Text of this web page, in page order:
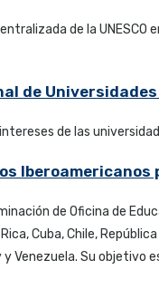
de la UNESCO
de
de las
Iberoamericanos
de Oficina de
Cuba, Chile,
Venezuela. Su objetivo